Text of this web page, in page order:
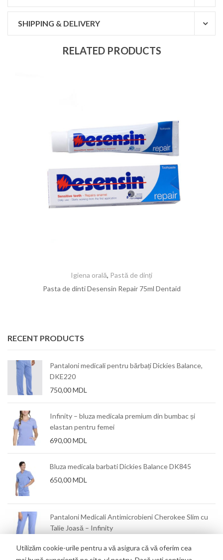
SHIPPING & DELIVERY
RELATED PRODUCTS
Igiena orală, Pastă de dinți
Pasta de dinti Desensin Repair 75ml Dentaid
RECENT PRODUCTS
Pantaloni medicali pentru bărbați Dickies Balance,
DKE220
750,00MDL
Infinity – bluza medicala premium din bumbac și
elastan pentru femei
690,00MDL
Bluza medicala barbati Dickies Balance DK845
650,00MDL
Pantaloni Medicali Antimicrobieni Cherokee Slim cu
Talie Joasă – Infinity
Utilizăm cookie-urile pentru a vă asigura că vă oferim cea